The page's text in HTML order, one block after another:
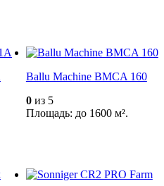
Ballu Machine BMCA 160
0из 5
Площадь: до 1600 м².